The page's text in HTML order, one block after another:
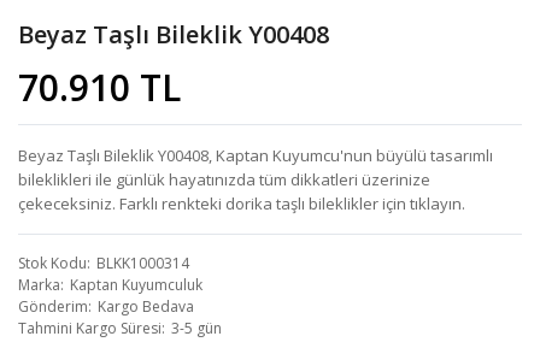
Beyaz Taşlı Bileklik Y00408
70.910 TL
Beyaz Taşlı Bileklik Y00408, Kaptan Kuyumcu'nun büyülü tasarımlı
bileklikleri ile günlük hayatınızda tüm dikkatleri üzerinize
çekeceksiniz. Farklı renkteki dorika taşlı bileklikler için tıklayın.
Stok Kodu BLKK1000314
Marka Kaptan Kuyumculuk
Gönderim Kargo Bedava
Tahmini Kargo Süresi 3-5 gün